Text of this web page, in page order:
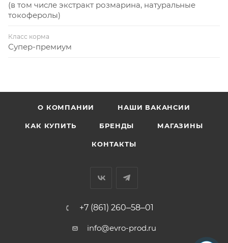
(в том числе экстракт розмарина, натуральные
токоферолы)
Класс корма
Супер-премиум
О КОМПАНИИ НАШИ ВАКАНСИИ
КАК КУПИТЬ БРЕНДЫ МАГАЗИНЫ
КОНТАКТЫ
+7 (861) 260‒58‒01
info@evro-prod.ru